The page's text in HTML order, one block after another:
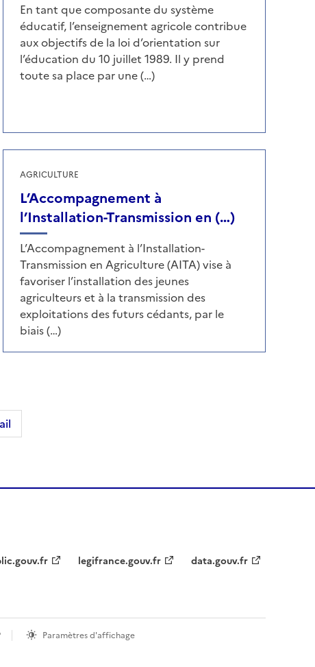
En tant que composante du système
éducatif, l’enseignement agricole contribue
aux objectifs de la loi d’orientation sur
l’éducation du 10 juillet 1989. Il y prend
toute sa place par une (…)
L’Accompagnement à
l’Installation-Transmission en (…)
AGRICULTURE
L’Accompagnement à l’Installation-
Transmission en Agriculture (AITA) vise à
favoriser l’installation des jeunes
agriculteurs et à la transmission des
exploitations des futurs cédants, par le
biais (…)
legifrance.gouv.fr data.gouv.fr
Paramètres d'affichage